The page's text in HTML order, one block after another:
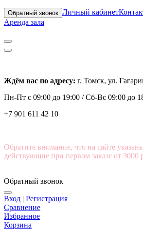
Обратный звонок Личный кабинет
Аренда зала
Ждём вас по адресу: г. Томск, ул.
Пн-Пт с 09:00 до 19:00 /Сб-Вс 09:00 до
+7 901 611 42 10
Обратите внимание, что на сайте
действующие при первом заказе от 3000
Обратный звонок
Вход | Регистрация
Сравнение
Избранное
Корзина